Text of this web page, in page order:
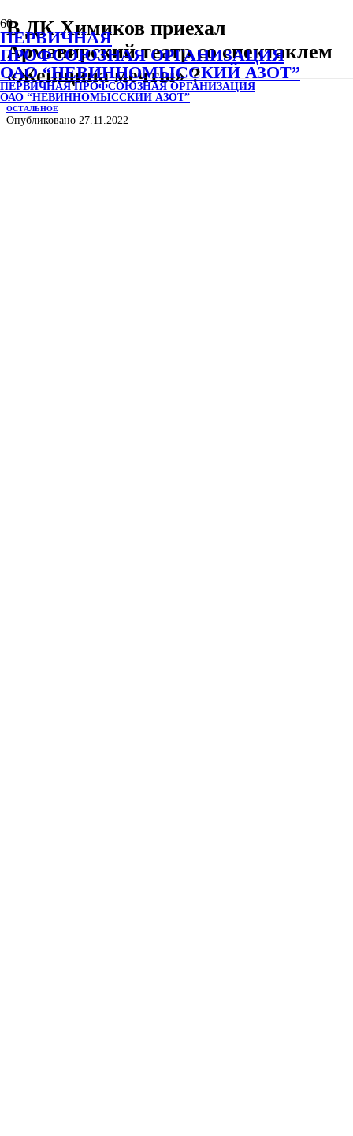
ПЕРВИЧНАЯ
ПРОФСОЮЗНАЯ ОРГАНИЗАЦИЯ
ОАО “НЕВИННОМЫССКИЙ АЗОТ”
ПЕРВИЧНАЯ ПРОФСОЮЗНАЯ ОРГАНИЗАЦИЯ
ОАО “НЕВИННОМЫССКИЙ АЗОТ”
В ДК Химиков приехал
Армавирский театр со спектаклем
«Женщина мечты» ?
ОСТАЛЬНОЕ
Опубликовано 27.11.2022